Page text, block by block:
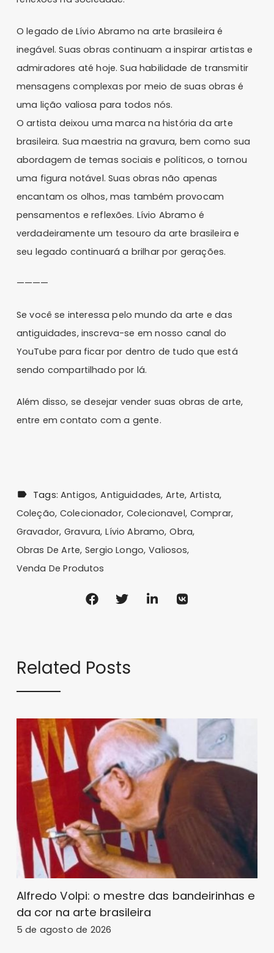
O legado de Lívio Abramo na arte brasileira é
inegável. Suas obras continuam a inspirar artistas e
admiradores até hoje. Sua habilidade de transmitir
mensagens complexas por meio de suas obras é
uma lição valiosa para todos nós.
O artista deixou uma marca na história da arte
brasileira. Sua maestria na gravura, bem como sua
abordagem de temas sociais e políticos, o tornou
uma figura notável. Suas obras não apenas
encantam os olhos, mas também provocam
pensamentos e reflexões. Lívio Abramo é
verdadeiramente um tesouro da arte brasileira e
seu legado continuará a brilhar por gerações.
————
Se você se interessa pelo mundo da arte e das
antiguidades, inscreva-se em nosso canal do
YouTube para ficar por dentro de tudo que está
sendo compartilhado por lá.
Além disso, se desejar vender suas obras de arte,
entre em contato com a gente.
Tags:Antigos Antiguidades Arte Artista
Coleção Colecionador Colecionavel Comprar
Gravador Gravura Lívio Abramo Obra
Obras De Arte Sergio Longo Valiosos
Venda De Produtos
Related Posts
Alfredo Volpi: o mestre das bandeirinhas e
da cor na arte brasileira
5 de agosto de 2026